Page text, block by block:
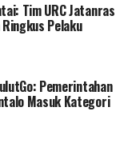
negatif terhadap
utama dalam
berupaya
dan mudah
pemeriksaan
Tim URC Jatanras
Pelaku
Pemerintahan
Masuk Kategori